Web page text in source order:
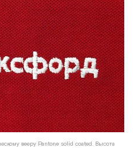
вееру Pantone solid coated. Высота